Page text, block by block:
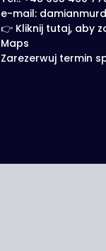
e-mail:
👉 Kliknij tutaj, aby
Maps
Zarezerwuj termin